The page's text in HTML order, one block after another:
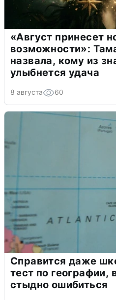
«Август принесет
возможности»:
назвала, кому из
улыбнется удача
8 августа 60
Справится даже
тест по географии,
стыдно ошибиться